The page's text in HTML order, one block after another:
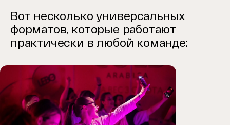
Вот несколько универсальных
форматов, которые работают
практически в любой команде: